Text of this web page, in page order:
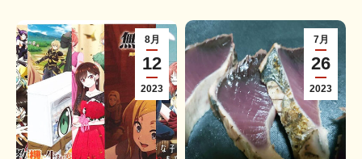
8月
12
2023
7月
26
2023